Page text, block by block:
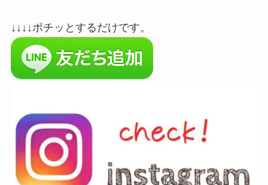
↓↓↓↓ポチッとするだけです。